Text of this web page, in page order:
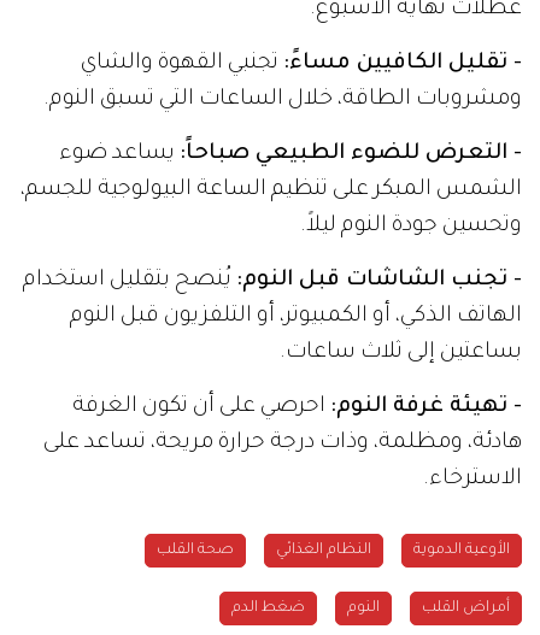
عطلات نهاية الأسبوع.
- تقليل الكافيين مساءً: تجنبي القهوة والشاي
ومشروبات الطاقة، خلال الساعات التي تسبق النوم.
- التعرض للضوء الطبيعي صباحاً: يساعد ضوء
الشمس المبكر على تنظيم الساعة البيولوجية للجسم،
وتحسين جودة النوم ليلاً.
- تجنب الشاشات قبل النوم: يُنصح بتقليل استخدام
الهاتف الذكي، أو الكمبيوتر، أو التلفزيون قبل النوم
بساعتين إلى ثلاث ساعات.
- تهيئة غرفة النوم: احرصي على أن تكون الغرفة
هادئة، ومظلمة، وذات درجة حرارة مريحة، تساعد على
الاسترخاء.
الأوعية الدموية النظام الغذائي صحة القلب
أمراض القلب النوم ضغط الدم